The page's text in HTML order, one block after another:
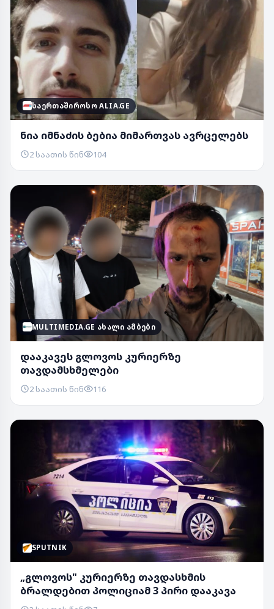
ᲡᲐᲔᲠᲗᲐᲨᲘᲠᲝᲡᲝ ALIA.GE
ნია იმნაძის ბებია მიმართვას ავრცელებს
2 საათის წინ 104
MULTIMEDIA.GE ᲐᲮᲐᲚᲘ ᲐᲛᲑᲔᲑᲘ
დააკავეს გლოვოს კურიერზე
თავდამსხმელები
2 საათის წინ 116
SPUTNIK
„გლოვოს" კურიერზე თავდასხმის
ბრალდებით პოლიციამ 3 პირი დააკავა